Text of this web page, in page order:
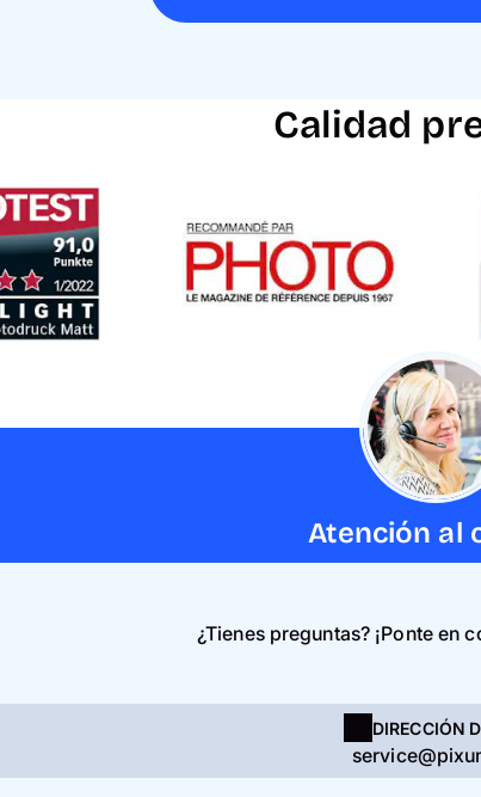
Calidad
Atención al
¿Tienes preguntas? ¡Ponte en
DIRECCIÓN